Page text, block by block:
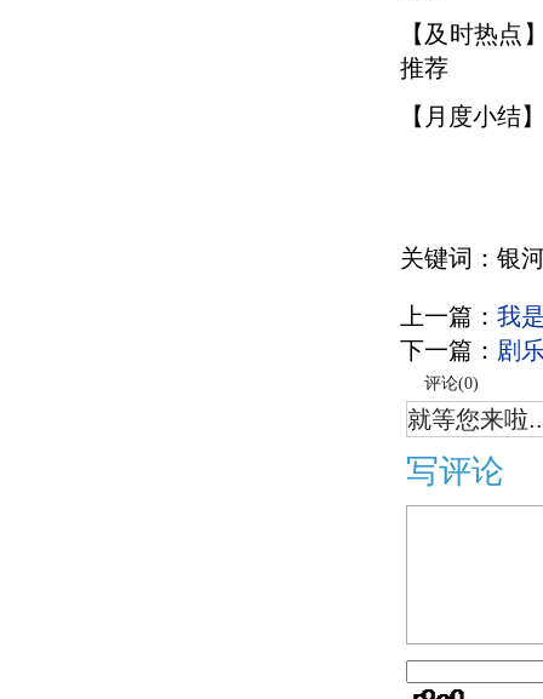
【及时热点
推荐
【月度小结
关键词：银
上一篇： 我
下一篇： 剧
评论(0)
就等您来啦
写评论